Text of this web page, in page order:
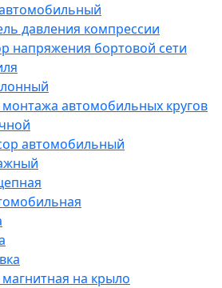
давления компрессии
напряжения бортовой сети
автомобильных кругов
автомобильный
на крыло